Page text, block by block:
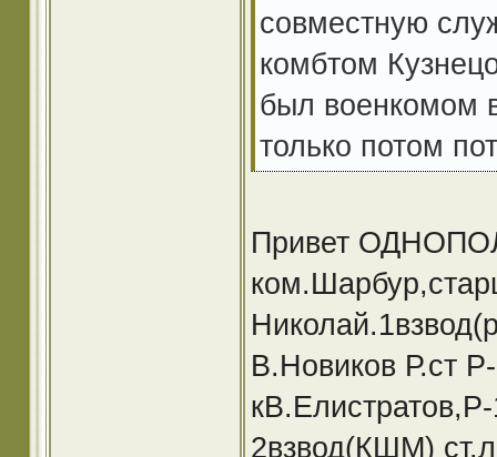
совместную
комбтом
был военкомом
только потом
Привет
В.Новиков Р.ст
2взвод(КШМ)